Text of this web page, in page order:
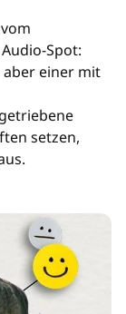
Spot:
aber einer mit
setzen,